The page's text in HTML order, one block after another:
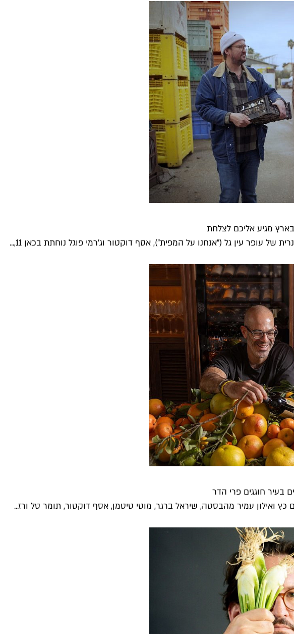
מגיע אליכם לצלחת
של עופר עין גל ("אנחנו על המפית"), אסף דוקטור וג'רמי פוגל נוחתת בכאן 11,...
בעיר חוגגים פרי הדר
ואילון עמיר מהבסטה, שיראל ברגר, מוטי טיטמן, אסף דוקטור, תומר טל ורז...